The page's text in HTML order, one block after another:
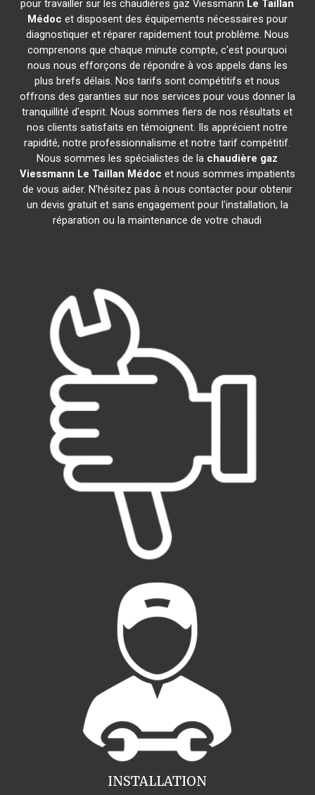
pour travailler sur les chaudières gaz Viessmann Le Taillan
Médoc et disposent des équipements nécessaires pour
diagnostiquer et réparer rapidement tout problème. Nous
comprenons que chaque minute compte, c'est pourquoi
nous nous efforçons de répondre à vos appels dans les
plus brefs délais. Nos tarifs sont compétitifs et nous
offrons des garanties sur nos services pour vous donner la
tranquillité d'esprit. Nous sommes fiers de nos résultats et
nos clients satisfaits en témoignent. Ils apprécient notre
rapidité, notre professionnalisme et notre tarif compétitif.
Nous sommes les spécialistes de la chaudière gaz
Viessmann Le Taillan Médoc et nous sommes impatients
de vous aider. N'hésitez pas à nous contacter pour obtenir
un devis gratuit et sans engagement pour l'installation, la
réparation ou la maintenance de votre chaudi
INSTALLATION